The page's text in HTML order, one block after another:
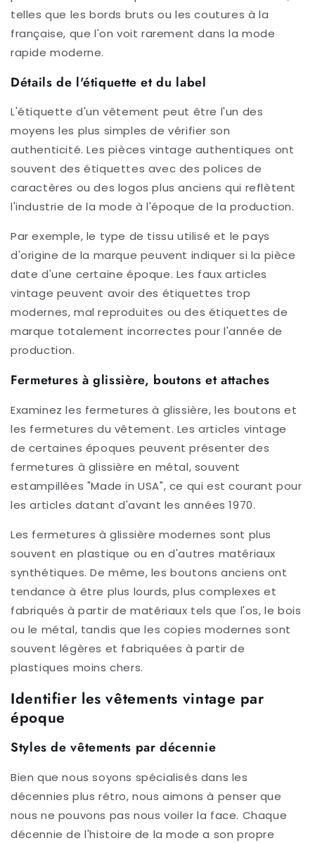
telles que les bords bruts ou les coutures à la
française, que l'on voit rarement dans la mode
rapide moderne.
Détails de l'étiquette et du label
L'étiquette d'un vêtement peut être l'un des
moyens les plus simples de vérifier son
authenticité. Les pièces vintage authentiques ont
souvent des étiquettes avec des polices de
caractères ou des logos plus anciens qui reflètent
l'industrie de la mode à l'époque de la production.
Par exemple, le type de tissu utilisé et le pays
d'origine de la marque peuvent indiquer si la pièce
date d'une certaine époque. Les faux articles
vintage peuvent avoir des étiquettes trop
modernes, mal reproduites ou des étiquettes de
marque totalement incorrectes pour l'année de
production.
Fermetures à glissière, boutons et attaches
Examinez les fermetures à glissière, les boutons et
les fermetures du vêtement. Les articles vintage
de certaines époques peuvent présenter des
fermetures à glissière en métal, souvent
estampillées "Made in USA", ce qui est courant pour
les articles datant d'avant les années 1970.
Les fermetures à glissière modernes sont plus
souvent en plastique ou en d'autres matériaux
synthétiques. De même, les boutons anciens ont
tendance à être plus lourds, plus complexes et
fabriqués à partir de matériaux tels que l'os, le bois
ou le métal, tandis que les copies modernes sont
souvent légères et fabriquées à partir de
plastiques moins chers.
Identifier les vêtements vintage par
époque
Styles de vêtements par décennie
Bien que nous soyons spécialisés dans les
décennies plus rétro, nous aimons à penser que
nous ne pouvons pas nous voiler la face. Chaque
décennie de l'histoire de la mode a son propre